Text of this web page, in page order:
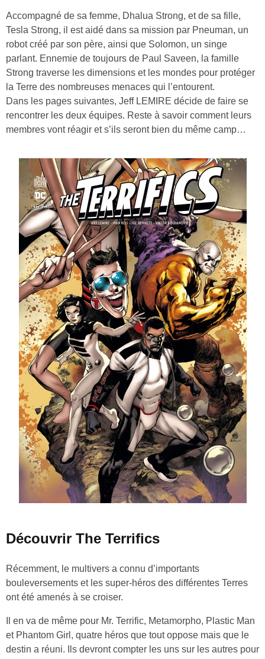
Accompagné de sa femme, Dhalua Strong, et de sa fille,
Tesla Strong, il est aidé dans sa mission par Pneuman, un
robot créé par son père, ainsi que Solomon, un singe
parlant. Ennemie de toujours de Paul Saveen, la famille
Strong traverse les dimensions et les mondes pour protéger
la Terre des nombreuses menaces qui l’entourent.
Dans les pages suivantes, Jeff LEMIRE décide de faire se
rencontrer les deux équipes. Reste à savoir comment leurs
membres vont réagir et s’ils seront bien du même camp…
Découvrir The Terrifics
Récemment, le multivers a connu d’importants
bouleversements et les super-héros des différentes Terres
ont été amenés à se croiser.
Il en va de même pour Mr. Terrific, Metamorpho, Plastic Man
et Phantom Girl, quatre héros que tout oppose mais que le
destin a réuni. Ils devront compter les uns sur les autres pour